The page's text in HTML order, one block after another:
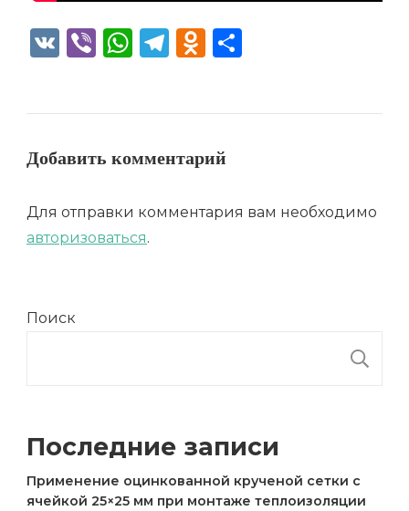
VK ViberWhatsApp
Telegram
Odnoklassniki
Добавить комментарий
Для отправки комментария вам необходимо
авторизоваться.
Поиск
Последние записи
Применение оцинкованной крученой сетки с
ячейкой 25×25 мм при монтаже теплоизоляции